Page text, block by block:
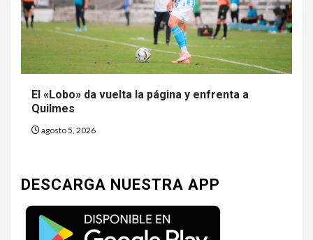
El «Lobo» da vuelta la página y enfrenta a
Quilmes
agosto 5, 2026
DESCARGA NUESTRA APP